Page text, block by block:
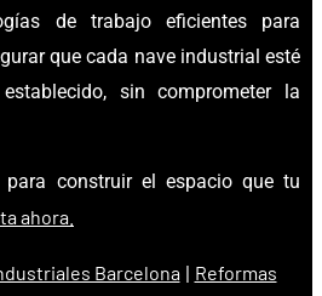
de trabajo eficientes para
que cada nave industrial esté
sin comprometer la
construir el espacio que tu
ahora.
Barcelona| Reformas